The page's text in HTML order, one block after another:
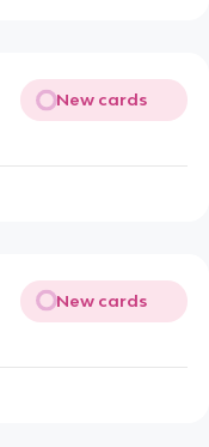
New cards
New cards